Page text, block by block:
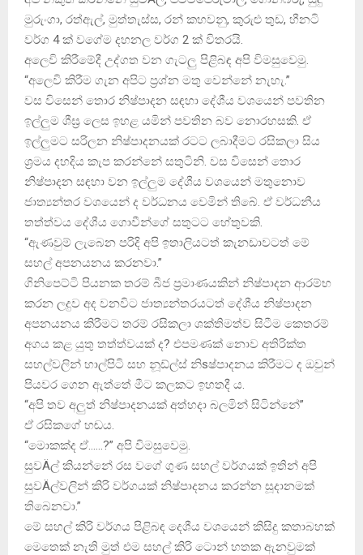
මුරුංගා, රත්ඇල්, මුත්තැස්‌ස, රන් කහවනු, කුරුළු තුඩ, හීනටි
වර්ග 4 ක්‌ වගේම දහනල වර්ග 2 ක්‌ විතරයි.
අලෙවි කිරීමේදී උද්ගත වන ගැටලු පිළිබඳ අපි විමසුවෙමු.
“අලෙවි කිරීම ගැන අපිට ප්‍රශ්න මතු වෙන්නේ නැහැ.”
වස විසෙන් තොර නිෂ්පාදන සඳහා දේශීය වශයෙන් පවතින
ඉල්ලුම ශීඝ්‍ර ලෙස ඉහළ යමින් පවතින බව නොරහසකි. ඒ
ඉල්ලුමට සරිලන නිෂ්පාදනයක්‌ රටට ලබාදීමට රසිකලා සිය
ශ්‍රමය දහදිය කැප කරන්නේ සතුටිනි. වස විසෙන් තොර
නිෂ්පාදන සඳහා වන ඉල්ලුම දේශීය වශයෙන් මතුනොව
ජාත්‍යන්තර වශයෙන් ද වර්ධනය වෙමින් තිබේ. ඒ වර්ධනීය
තත්ත්වය දේශීය ගොවීන්ගේ සතුටට හේතුවකි.
“ඇණවුම් ලැබෙන පරිදි අපි ඉතාලියටත් කැනඩාවටත් මේ
සහල් අපනයනය කරනවා.”
ගිනිපෙට්‌ටි පියනක තරම් බීජ ප්‍රමාණයකින් නිෂ්පාදන ආරම්භ
කරන ලදුව අද වනවිට ජාත්‍යන්තරයටත් දේශීය නිෂ්පාදන
අපනයනය කිරීමට තරම් රසිකලා ශක්‌තිමත්ව සිටීම කෙතරම්
අගය කළ යුතු තත්ත්වයක්‌ ද? එපමණක්‌ නොව අතිරික්‌ත
සහල්වලින් හාල්පිටි සහ නූඩ්ල්ස්‌ නිsෂ්පාදනය කිරීමට ද ඔවුන්
පියවර ගෙන ඇත්තේ මීට කලකට ඉහතදී ය.
“අපි තව අලුත් නිෂ්පාදනයක්‌ අත්හදා බලමින් සිටින්නේ”
ඒ රසිකගේ හඬය.
“මොකක්‌ද ඒ……?” අපි විමසුවෙමු.
සුවÄල් කියන්නේ රස වගේ ගුණ සහල් වර්ගයක්‌ ඉතින් අපි
සුවÄල්වලින් කිරි වර්ගයක්‌ නිෂ්පාදනය කරන්න සූදානමක්‌
තිබෙනවා.”
මේ සහල් කිරි වර්ගය පිළිබඳ දෙශීය වශයෙන් කිසිදු කතාබහක්‌
මෙතෙක්‌ නැති මුත් එම සහල් කිරි ටොන් හතක ඇනවුමක්‌